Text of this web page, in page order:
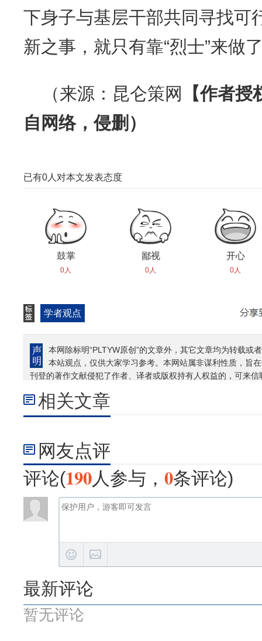
下身子与基层干部共同寻找可
新之事，就只有靠“烈士”来做
（来源：昆仑策网
【作者
自网络，侵删）
已有0 人对本文发表态度
鼓掌
0人
鄙视
0人
开心
0人
学者观点
本网除标明“PLTYW原创”的文章外，其它文章均为转载
本站观点，仅供大家学习参考。本网站属非谋利性质，旨
刊登的著作文献侵犯了作者、译者或版权持有人权益的，可来
相关文章
网友点评
评论(190人参与， 0条评论)
最新评论
暂无评论